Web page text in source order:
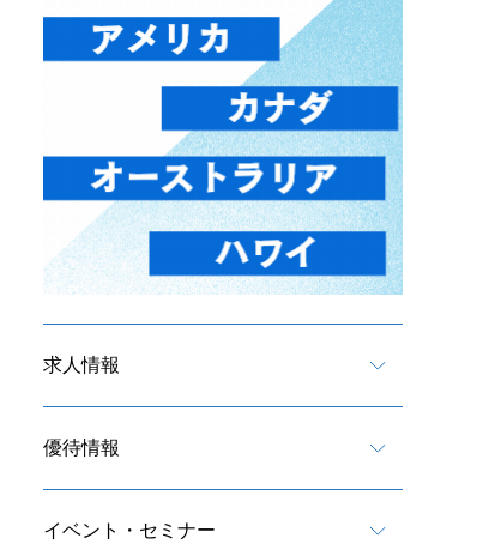
求人情報
優待情報
イベント・セミナー